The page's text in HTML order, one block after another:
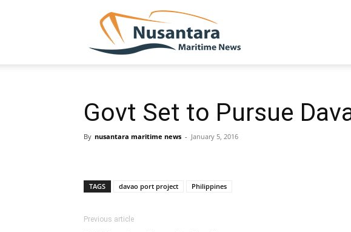
Govt Set to Pursue
By nusantara maritime news - January 5, 2016
TAGS davao port project Philippines
Previous article